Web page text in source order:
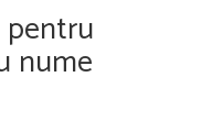
pentru
nume